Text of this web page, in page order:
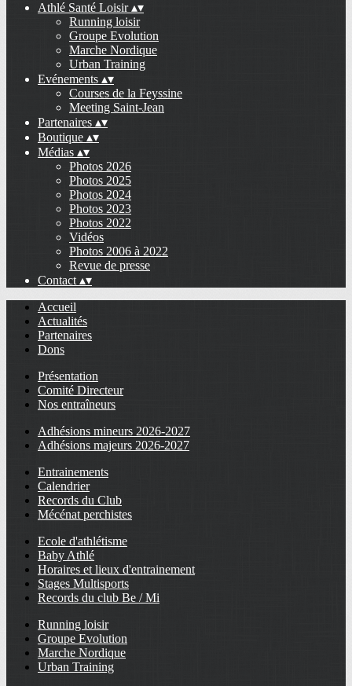
Athlé Santé Loisir▴▾
Running loisir
Groupe Evolution
Marche Nordique
Urban Training
Evénements ▴▾
Courses de la Feyssine
Meeting Saint-Jean
Partenaires ▴▾
Boutique ▴▾
Médias ▴▾
Photos 2026
Photos 2025
Photos 2024
Photos 2023
Photos 2022
Vidéos
Photos 2006 à 2022
Revue de presse
Contact ▴▾
Accueil
Actualités
Partenaires
Dons
Présentation
Comité Directeur
Nos entraîneurs
Adhésions mineurs 2026-2027
Adhésions majeurs 2026-2027
Entrainements
Calendrier
Records du Club
Mécénat perchistes
Ecole d'athlétisme
Baby Athlé
Horaires et lieux d'entrainement
Stages Multisports
Records du club Be / Mi
Running loisir
Groupe Evolution
Marche Nordique
Urban Training